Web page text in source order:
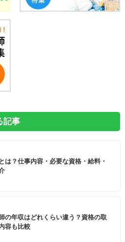
記事
は？仕事内容・必要な資格・給料・
の年収はどれくらい違う？資格の取
容も比較